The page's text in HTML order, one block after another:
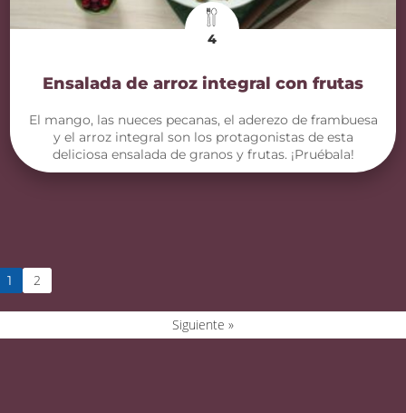
4
Ensalada de arroz integral con frutas
El mango, las nueces pecanas, el aderezo de frambuesa
y el arroz integral son los protagonistas de esta
deliciosa ensalada de granos y frutas. ¡Pruébala!
1 2
Siguiente »